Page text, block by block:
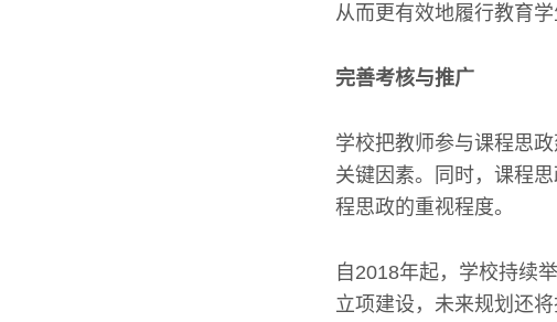
从而更有效地履行教育学
完善考核与推广
学校把教师参与课程思
关键因素。同时，课程
程思政的重视程度。
自2018年起，学校持续
立项建设，未来规划还